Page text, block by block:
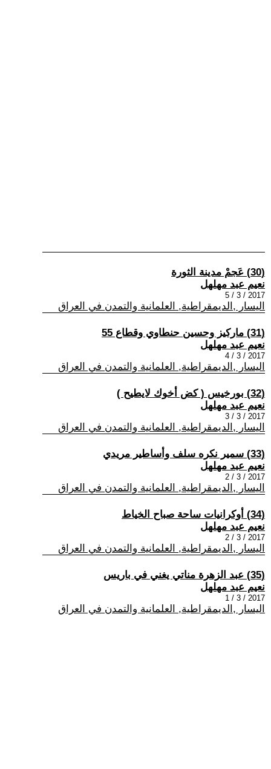
(30) عَجمْ مدينة الثورة
نعيم عبد مهلهل
2017 / 3 / 5
اليسار ,الديمقراطية, العلمانية والتمدن في العراق
(31) ماركيز وحسين حنطاوي وقطاع 55
نعيم عبد مهلهل
2017 / 3 / 4
اليسار ,الديمقراطية, العلمانية والتمدن في العراق
(32) بورخيس ( كض أخوك لايطيح )
نعيم عبد مهلهل
2017 / 3 / 3
اليسار ,الديمقراطية, العلمانية والتمدن في العراق
(33) سمير نكره سلف وأساطير مريدي
نعيم عبد مهلهل
2017 / 3 / 2
اليسار ,الديمقراطية, العلمانية والتمدن في العراق
(34) أوكرانيات ساحة صباح الخياط
نعيم عبد مهلهل
2017 / 3 / 2
اليسار ,الديمقراطية, العلمانية والتمدن في العراق
(35) عبد الزهرة مناتي يغني في باريس
نعيم عبد مهلهل
2017 / 3 / 1
اليسار ,الديمقراطية, العلمانية والتمدن في العراق